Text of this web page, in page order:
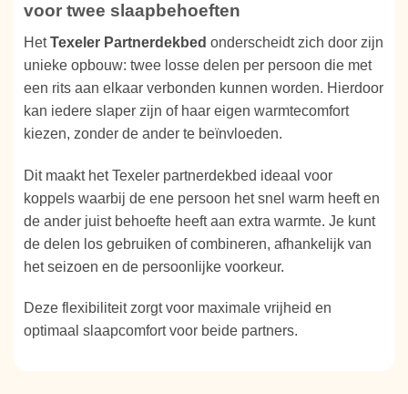
voor twee slaapbehoeften
HetTexeler Partnerdekbed onderscheidt zich door zijn
unieke opbouw: twee losse delen per persoon die met
een rits aan elkaar verbonden kunnen worden. Hierdoor
kan iedere slaper zijn of haar eigen warmtecomfort
kiezen, zonder de ander te beïnvloeden.
Dit maakt het Texeler partnerdekbed ideaal voor
koppels waarbij de ene persoon het snel warm heeft en
de ander juist behoefte heeft aan extra warmte. Je kunt
de delen los gebruiken of combineren, afhankelijk van
het seizoen en de persoonlijke voorkeur.
Deze flexibiliteit zorgt voor maximale vrijheid en
optimaal slaapcomfort voor beide partners.